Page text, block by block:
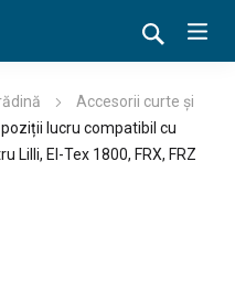
Accesorii curte și
lucru compatibil cu
Lilli, El-Tex 1800, FRX, FRZ